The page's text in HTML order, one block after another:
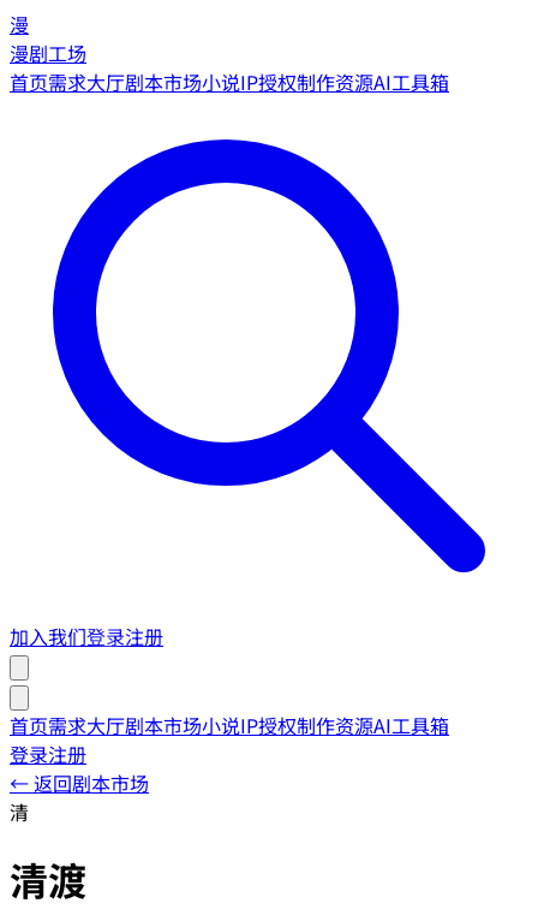
漫
漫剧工场
首页需求大厅剧本市场小说IP授权制作资源AI工具箱
加入我们登录注册
首页需求大厅剧本市场小说IP授权制作资源AI工具箱
登录注册
← 返回剧本市场
清
清渡